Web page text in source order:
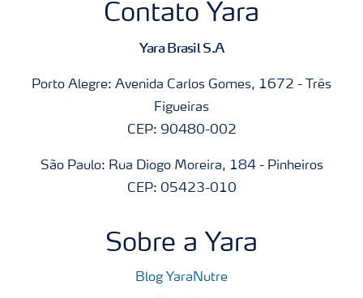
Contato Yara
Yara Brasil S.A
Porto Alegre: Avenida Carlos Gomes, 1672 - Três
Figueiras
CEP: 90480-002
São Paulo: Rua Diogo Moreira, 184 - Pinheiros
CEP: 05423-010
Sobre a Yara
Blog YaraNutre